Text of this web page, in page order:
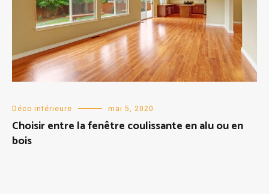
Déco intérieure mai 5, 2020
Choisir entre la fenêtre coulissante en alu ou en
bois